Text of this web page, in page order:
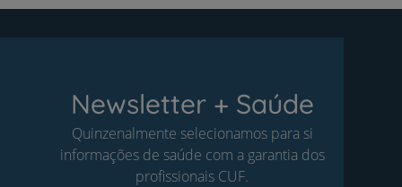
Newsletter + Saúde
Quinzenalmente selecionamos para si
informações de saúde com a garantia dos
profissionais CUF.